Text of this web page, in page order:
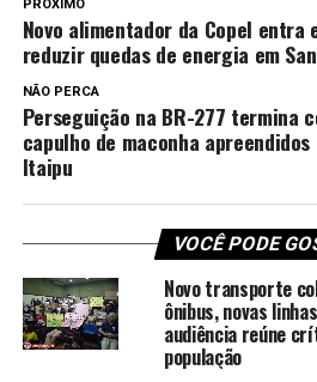
PRÓXIMO
Novo alimentador da Copel entra
reduzir quedas de energia em
NÃO PERCA
Perseguição na BR-277 termina
capulho de maconha
Itaipu
VOCÊ PODE
Novo transporte
ônibus, novas
audiência reúne
população